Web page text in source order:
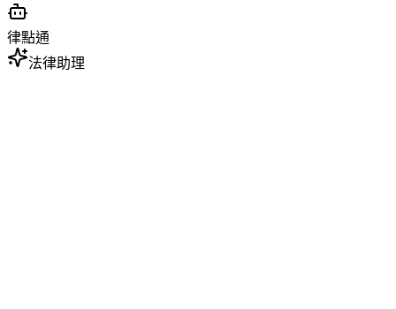
律點通
法律助理